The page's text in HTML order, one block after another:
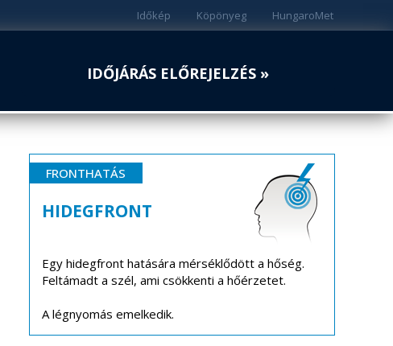
HungaroMet
Köpönyeg
Időkép
IDŐJÁRÁS ELŐREJELZÉS »
FRONTHATÁS
HIDEGFRONT
Egy hidegfront hatására mérséklődött a hőség.
Feltámadt a szél, ami csökkenti a hőérzetet.
A légnyomás emelkedik.